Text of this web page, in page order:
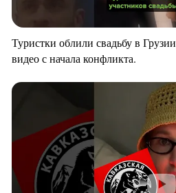
Туристки облили свадьбу в
видео с начала конфликта.